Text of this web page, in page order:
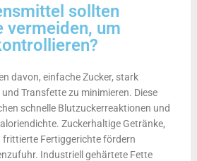
sollten
vermeiden, um
davon, einfache Zucker, stark
Transfette zu minimieren. Diese
schnelle Blutzuckerreaktionen und
Zuckerhaltige Getränke,
frittierte Fertiggerichte fördern
Industriell gehärtete Fette